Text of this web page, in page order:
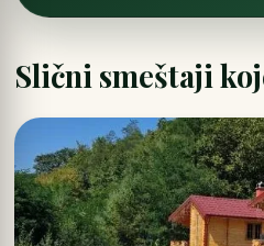
Slični smeštaji